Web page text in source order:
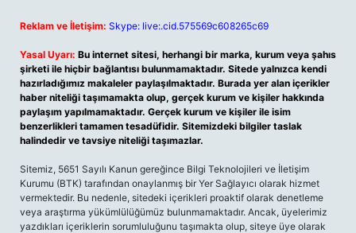
Reklam ve İletişim: Skype: live:.cid.575569c608265c69
Yasal Uyarı: Bu internet sitesi, herhangi bir marka, kurum veya şahıs
şirketi ile hiçbir bağlantısı bulunmamaktadır. Sitede yalnızca kendi
hazırladığımız makaleler paylaşılmaktadır. Burada yer alan içerikler
haber niteliği taşımamakta olup, gerçek kurum ve kişiler hakkında
paylaşım yapılmamaktadır. Gerçek kurum ve kişiler ile isim
benzerlikleri tamamen tesadüfidir. Sitemizdeki bilgiler taslak
halindedir ve tavsiye niteliği taşımazlar.
Sitemiz, 5651 Sayılı Kanun gereğince Bilgi Teknolojileri ve İletişim
Kurumu (BTK) tarafından onaylanmış bir Yer Sağlayıcı olarak hizmet
vermektedir. Bu nedenle, sitedeki içerikleri proaktif olarak denetleme
veya araştırma yükümlülüğümüz bulunmamaktadır. Ancak, üyelerimiz
yazdıkları içeriklerin sorumluluğunu taşımakta olup, siteye üye olarak